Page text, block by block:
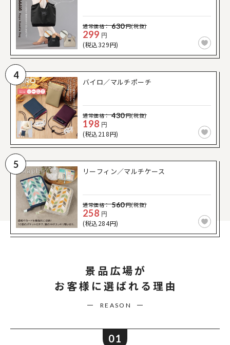
通常価格： 630円(税抜)
299 円
(税込329円)
4
バイロ／マルチポーチ
通常価格： 430円(税抜)
198 円
(税込218円)
5
リーフィン／マルチケース
通常価格： 560円(税抜)
258 円
(税込284円)
景品広場が
お客様に選ばれる理由
REASON
01